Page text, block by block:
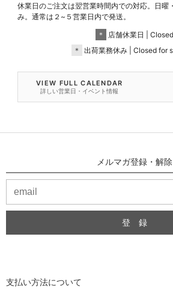
休業日のご注文は翌営業時間内での対応。日曜
み。通常は２~５営業日内で発送。
＊
店舗休業日 | Closed
＊
出荷業務休み | Closed for
VIEW FULL CALENDAR
詳しい営業日・イベント情報
メルマガ登録・解除
支払い方法について